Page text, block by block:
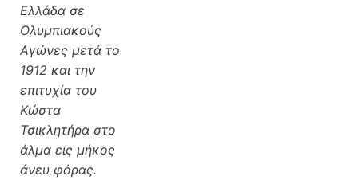
Ελλάδα σε
Ολυμπιακούς
Αγώνες μετά το
1912 και την
επιτυχία του
Κώστα
Τσικλητήρα στο
άλμα εις μήκος
άνευ φόρας.